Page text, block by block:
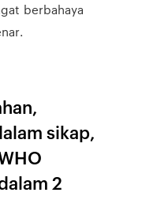
berbahaya
sikap,
2